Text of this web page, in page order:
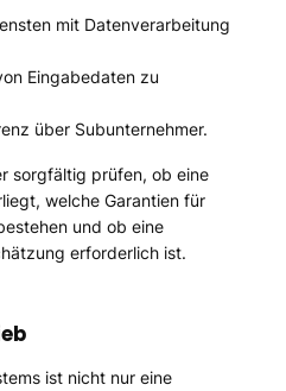
mit Datenverarbeitung
Eingabedaten zu
über Subunternehmer.
sorgfältig prüfen, ob eine
welche Garantien für
und ob eine
erforderlich ist.
ist nicht nur eine